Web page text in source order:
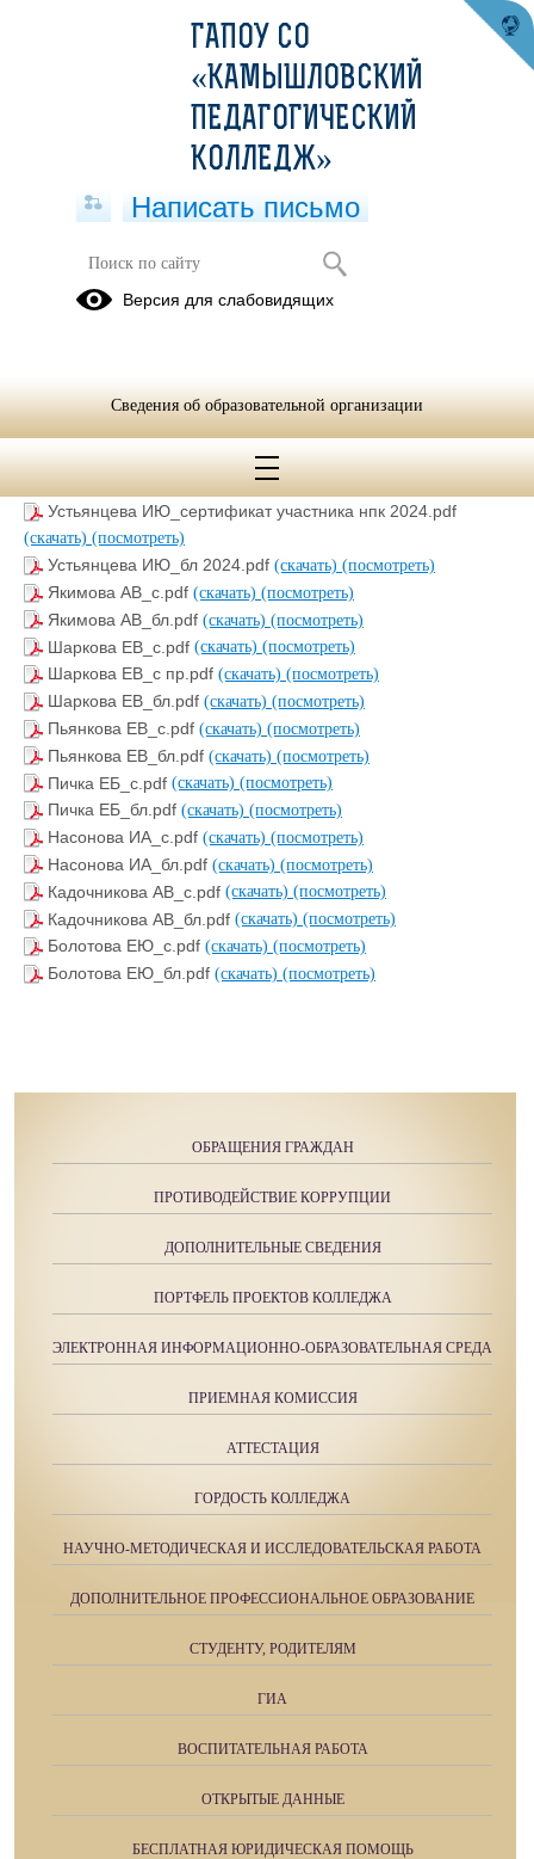
Участие педагогов в III
международной научно-
Устьянцева ИЮ_сертификат участника нпк 2024.pdf
(скачать) (посмотреть)
Устьянцева ИЮ_бл 2024.pdf (скачать) (посмотреть)
Якимова АВ_с.pdf (скачать) (посмотреть)
Якимова АВ_бл.pdf (скачать) (посмотреть)
Шаркова ЕВ_с.pdf (скачать) (посмотреть)
Шаркова ЕВ_с пр.pdf (скачать) (посмотреть)
Шаркова ЕВ_бл.pdf (скачать) (посмотреть)
Пьянкова ЕВ_с.pdf (скачать) (посмотреть)
Пьянкова ЕВ_бл.pdf (скачать) (посмотреть)
Пичка ЕБ_с.pdf (скачать) (посмотреть)
Пичка ЕБ_бл.pdf (скачать) (посмотреть)
Насонова ИА_с.pdf (скачать) (посмотреть)
Насонова ИА_бл.pdf (скачать) (посмотреть)
Кадочникова АВ_с.pdf (скачать) (посмотреть)
Кадочникова АВ_бл.pdf (скачать) (посмотреть)
Болотова ЕЮ_с.pdf (скачать) (посмотреть)
Болотова ЕЮ_бл.pdf (скачать) (посмотреть)
ОБРАЩЕНИЯ ГРАЖДАН
ПРОТИВОДЕЙСТВИЕ КОРРУПЦИИ
ДОПОЛНИТЕЛЬНЫЕ СВЕДЕНИЯ
ПОРТФЕЛЬ ПРОЕКТОВ КОЛЛЕДЖА
ЭЛЕКТРОННАЯ ИНФОРМАЦИОННО-ОБРАЗОВАТЕЛЬНАЯ СРЕДА
ПРИЕМНАЯ КОМИССИЯ
АТТЕСТАЦИЯ
ГОРДОСТЬ КОЛЛЕДЖА
НАУЧНО-МЕТОДИЧЕСКАЯ И ИССЛЕДОВАТЕЛЬСКАЯ РАБОТА
ДОПОЛНИТЕЛЬНОЕ ПРОФЕССИОНАЛЬНОЕ ОБРАЗОВАНИЕ
СТУДЕНТУ, РОДИТЕЛЯМ
ГИА
ВОСПИТАТЕЛЬНАЯ РАБОТА
ОТКРЫТЫЕ ДАННЫЕ
БЕСПЛАТНАЯ ЮРИДИЧЕСКАЯ ПОМОЩЬ
ГАПОУ СО
«КАМЫШЛОВСКИЙ
ПЕДАГОГИЧЕСКИЙ
КОЛЛЕДЖ»
Написать письмо
Версия для слабовидящих
Сведения об образовательной организации